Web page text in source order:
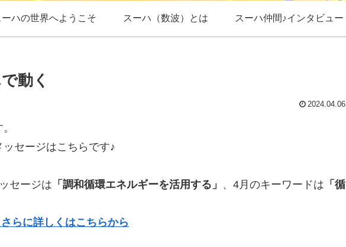
ーハの世界へようこそ スーハ（数波）とは スーハ仲間♪インタビュー
動く
2024.04.06
セージはこちらです♪
セージは 「調和循環エネルギーを活用する」 、4月のキーワードは 「循
らに詳しくはこちらから